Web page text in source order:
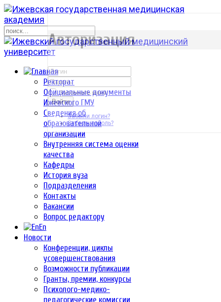
Ректорат
Официальные документы
Ижевского ГМУ
Сведения об
образовательной
организации
Внутренняя система оценки
качества
Кафедры
История вуза
Подразделения
Контакты
Вакансии
Вопрос редактору
En
Новости
Конференции, циклы
усовершенствования
Возможности публикации
Гранты, премии, конкурсы
Психолого-медико-
педагогические комиссии
р
Авторизация
Запомнить меня
Войти
Забыли логин?
Забыли пароль?